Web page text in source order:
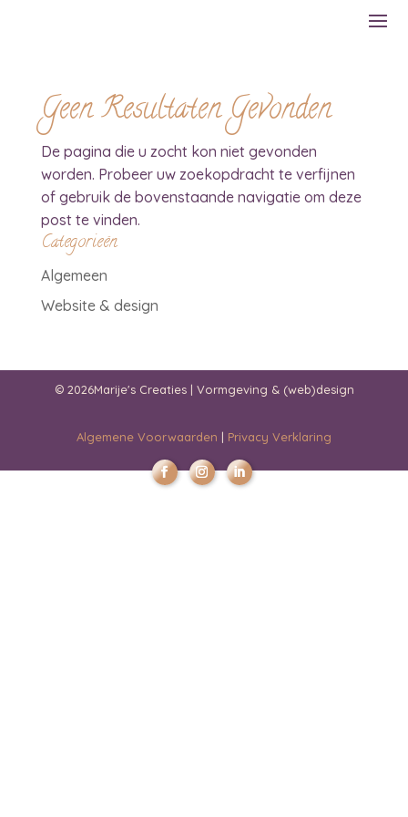
Geen Resultaten Gevonden
De pagina die u zocht kon niet gevonden
worden. Probeer uw zoekopdracht te verfijnen
of gebruik de bovenstaande navigatie om deze
post te vinden.
Categorieën
Algemeen
Website & design
© 2026Marije's Creaties | Vormgeving & (web)design
Algemene Voorwaarden | Privacy Verklaring